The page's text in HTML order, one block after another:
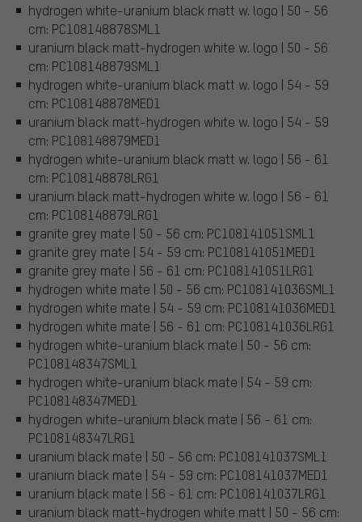
hydrogen white-uranium black matt w. logo | 50 - 56
cm: PC108148878SML1
uranium black matt-hydrogen white w. logo | 50 - 56
cm: PC108148879SML1
hydrogen white-uranium black matt w. logo | 54 - 59
cm: PC108148878MED1
uranium black matt-hydrogen white w. logo | 54 - 59
cm: PC108148879MED1
hydrogen white-uranium black matt w. logo | 56 - 61
cm: PC108148878LRG1
uranium black matt-hydrogen white w. logo | 56 - 61
cm: PC108148879LRG1
granite grey mate | 50 - 56 cm: PC108141051SML1
granite grey mate | 54 - 59 cm: PC108141051MED1
granite grey mate | 56 - 61 cm: PC108141051LRG1
hydrogen white mate | 50 - 56 cm: PC108141036SML1
hydrogen white mate | 54 - 59 cm: PC108141036MED1
hydrogen white mate | 56 - 61 cm: PC108141036LRG1
hydrogen white-uranium black mate | 50 - 56 cm:
PC108148347SML1
hydrogen white-uranium black mate | 54 - 59 cm:
PC108148347MED1
hydrogen white-uranium black mate | 56 - 61 cm:
PC108148347LRG1
uranium black mate | 50 - 56 cm: PC108141037SML1
uranium black mate | 54 - 59 cm: PC108141037MED1
uranium black mate | 56 - 61 cm: PC108141037LRG1
uranium black matt-hydrogen white matt | 50 - 56 cm: